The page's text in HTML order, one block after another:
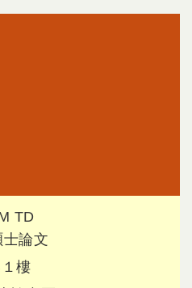
TD
士論文
樓